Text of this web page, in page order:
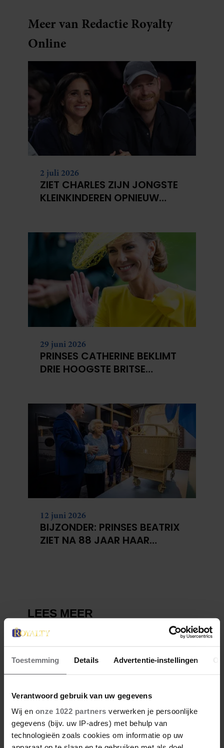
Toestemming Details Advertentie-instellingen
Verantwoord gebruik van uw gegevens
Wij en onze 1022 partners verwerken je persoonlijke
gegevens (bijv. uw IP-adres) met behulp van
technologieën zoals cookies om informatie op uw
Meer van Redactie Royalty
Online
2 juli 2026
ZIET CHARLES ZIJN JONGSTE
KLEINKINDEREN OPNIEUW
29 juni 2026
PRINSES CATHERINE BEKLIMT
DRIE HOOGSTE BRITSE
12 juni 2026
BIJZONDER: PRINSES BEATRIX
ZIET NA 88 JAAR HAAR